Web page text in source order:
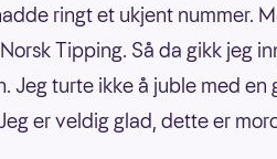
ringt et ukjent nummer.
Tipping. Så da gikk jeg
Jeg turte ikke å juble med
er veldig glad, dette er